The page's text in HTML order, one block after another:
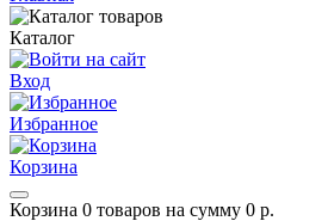
Каталог
Вход
Избранное
Корзина
Корзина 0 товаров на сумму 0 р.